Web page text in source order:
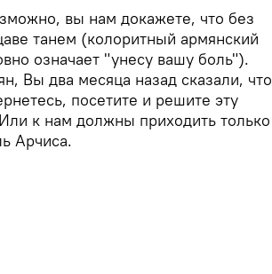
вы нам докажете, что без
танем (колоритный армянский
означает "унесу вашу боль").
Вы два месяца назад сказали, что
посетите и решите эту
к нам должны приходить только
Арчиса.